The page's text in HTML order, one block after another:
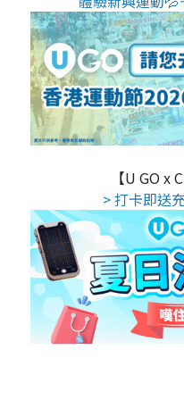
【U GO x
> 打卡即送